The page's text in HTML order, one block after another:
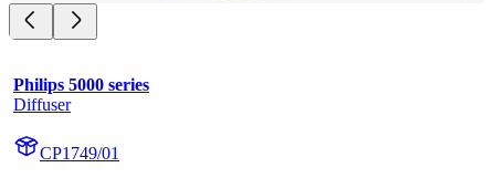
Philips 5000 series
Diffuser
CP1749/01